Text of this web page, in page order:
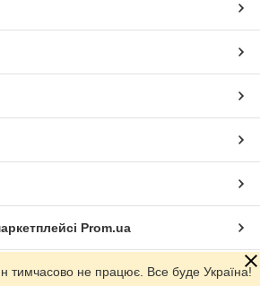
Prom.ua
тимчасово не працює. Все буде Україна!